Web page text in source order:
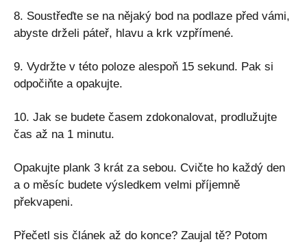
8. Soustřeďte se na nějaký bod na podlaze před vámi,
abyste drželi páteř, hlavu a krk vzpřímené.
9. Vydržte v této poloze alespoň 15 sekund. Pak si
odpočiňte a opakujte.
10. Jak se budete časem zdokonalovat, prodlužujte
čas až na 1 minutu.
Opakujte plank 3 krát za sebou. Cvičte ho každý den
a o měsíc budete výsledkem velmi příjemně
překvapeni.
Přečetl sis článek až do konce? Zaujal tě? Potom